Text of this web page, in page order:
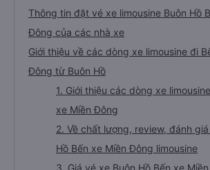
Thông tin đặt vé xe limousine Buôn Hồ
Đông của các nhà xe
Giới thiệu về các dòng xe limousine đi
Đông từ Buôn Hồ
1. Giới thiệu các dòng xe
xe Miền Đông
2. Về chất lượng, review, đánh
Hồ Bến xe Miền Đông limousine
3. Giá vé xe Buôn Hồ Bến xe